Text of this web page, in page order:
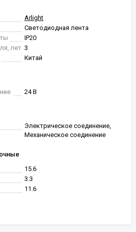
Arlight
Светодиодная лента
IP20
лет 3
Китай
24 В
Электрическое соединение,
Механическое соединение
15.6
3.3
11.6